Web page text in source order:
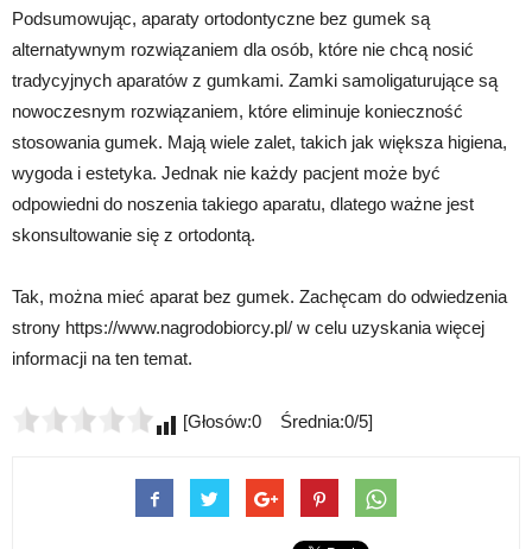
Podsumowując, aparaty ortodontyczne bez gumek są
alternatywnym rozwiązaniem dla osób, które nie chcą nosić
tradycyjnych aparatów z gumkami. Zamki samoligaturujące są
nowoczesnym rozwiązaniem, które eliminuje konieczność
stosowania gumek. Mają wiele zalet, takich jak większa higiena,
wygoda i estetyka. Jednak nie każdy pacjent może być
odpowiedni do noszenia takiego aparatu, dlatego ważne jest
skonsultowanie się z ortodontą.
Tak, można mieć aparat bez gumek. Zachęcam do odwiedzenia
strony https://www.nagrodobiorcy.pl/ w celu uzyskania więcej
informacji na ten temat.
[Głosów:0 Średnia:0/5]